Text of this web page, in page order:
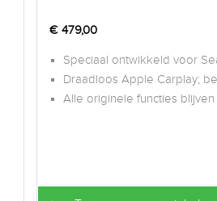
€ 479,00
Speciaal ontwikkeld voor
Draadloos Apple Carplay;
Alle originele functies